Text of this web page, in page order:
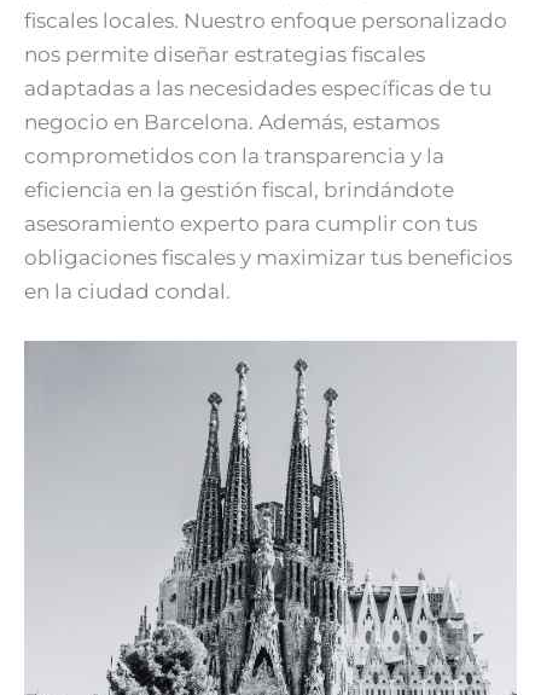
fiscales locales. Nuestro enfoque personalizado
nos permite diseñar estrategias fiscales
adaptadas a las necesidades específicas de tu
negocio en Barcelona. Además, estamos
comprometidos con la transparencia y la
eficiencia en la gestión fiscal, brindándote
asesoramiento experto para cumplir con tus
obligaciones fiscales y maximizar tus beneficios
en la ciudad condal.